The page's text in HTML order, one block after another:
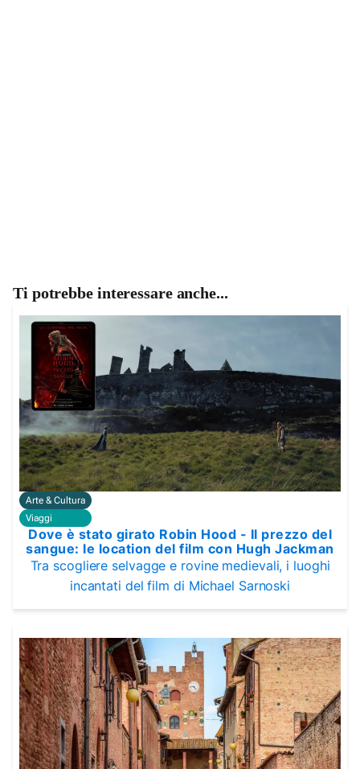
Ti potrebbe interessare anche...
Arte & Cultura
Viaggi
Dove è stato girato Robin Hood - Il prezzo del
sangue: le location del film con Hugh Jackman
Tra scogliere selvagge e rovine medievali, i luoghi
incantati del film di Michael Sarnoski